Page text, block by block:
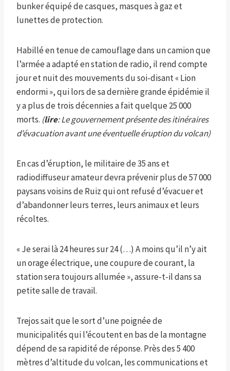
bunker équipé de casques, masques à gaz et
lunettes de protection.
Habillé en tenue de camouflage dans un camion que
l’armée a adapté en station de radio, il rend compte
jour et nuit des mouvements du soi-disant « Lion
endormi », qui lors de sa dernière grande épidémie il
y a plus de trois décennies a fait quelque 25 000
morts. (lire: Le gouvernement présente des itinéraires
d’évacuation avant une éventuelle éruption du volcan)
En cas d’éruption, le militaire de 35 ans et
radiodiffuseur amateur devra prévenir plus de 57 000
paysans voisins de Ruiz qui ont refusé d’évacuer et
d’abandonner leurs terres, leurs animaux et leurs
récoltes.
« Je serai là 24 heures sur 24 (…) A moins qu’il n’y ait
un orage électrique, une coupure de courant, la
station sera toujours allumée », assure-t-il dans sa
petite salle de travail.
Trejos sait que le sort d’une poignée de
municipalités qui l’écoutent en bas de la montagne
dépend de sa rapidité de réponse. Près des 5 400
mètres d’altitude du volcan, les communications et